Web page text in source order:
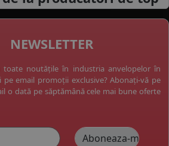
NEWSLETTER
noutățile în industria anvelopelor în
pe email promoții exclusive? Abonați-vă pe
o dată pe săptămână cele mai bune oferte